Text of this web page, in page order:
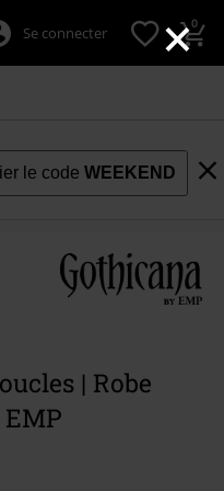
×
Se connecter 0
le codeWEEKEND
| Robe